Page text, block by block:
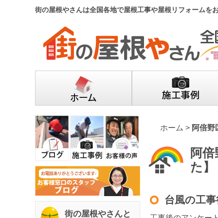
街の屋根やさんは全国各地で屋根工事や屋根リフォームを
街の屋根やさんと
ホーム > 阿倍
阿
た】
台風の工